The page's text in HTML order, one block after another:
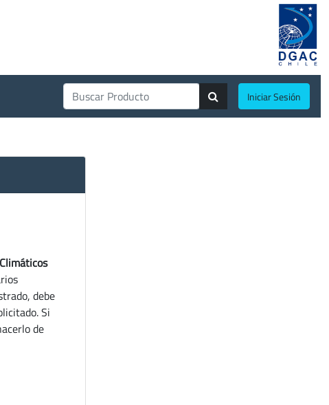
Iniciar Sesión
debe
Si
de